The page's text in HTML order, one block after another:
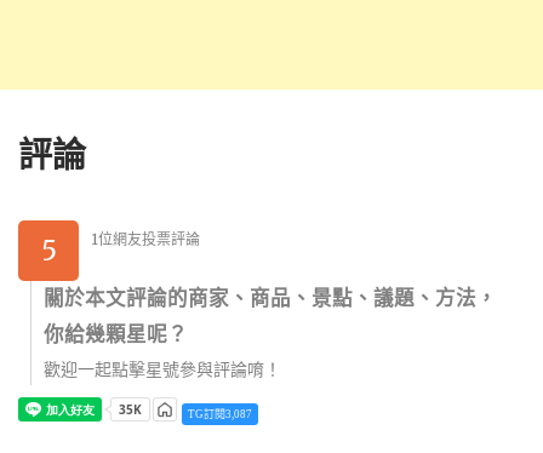
評論
5 1位網友投票評論
關於本文評論的商家、商品、景點、議題、方法，
你給幾顆星呢？
歡迎一起點擊星號參與評論唷！
TG訂閱3,087